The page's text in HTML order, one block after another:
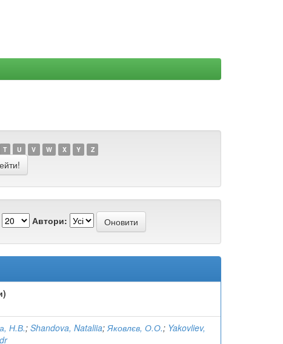
T U V W X Y Z
Автори:
Н.В.; Shandova, Nataliia;Яковлєв, О.О.; Yakovliev,